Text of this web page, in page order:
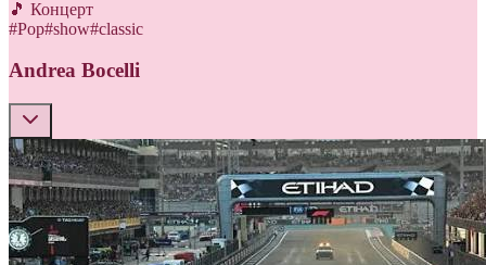
🎵 Концерт
#Pop#show#classic
Andrea Bocelli